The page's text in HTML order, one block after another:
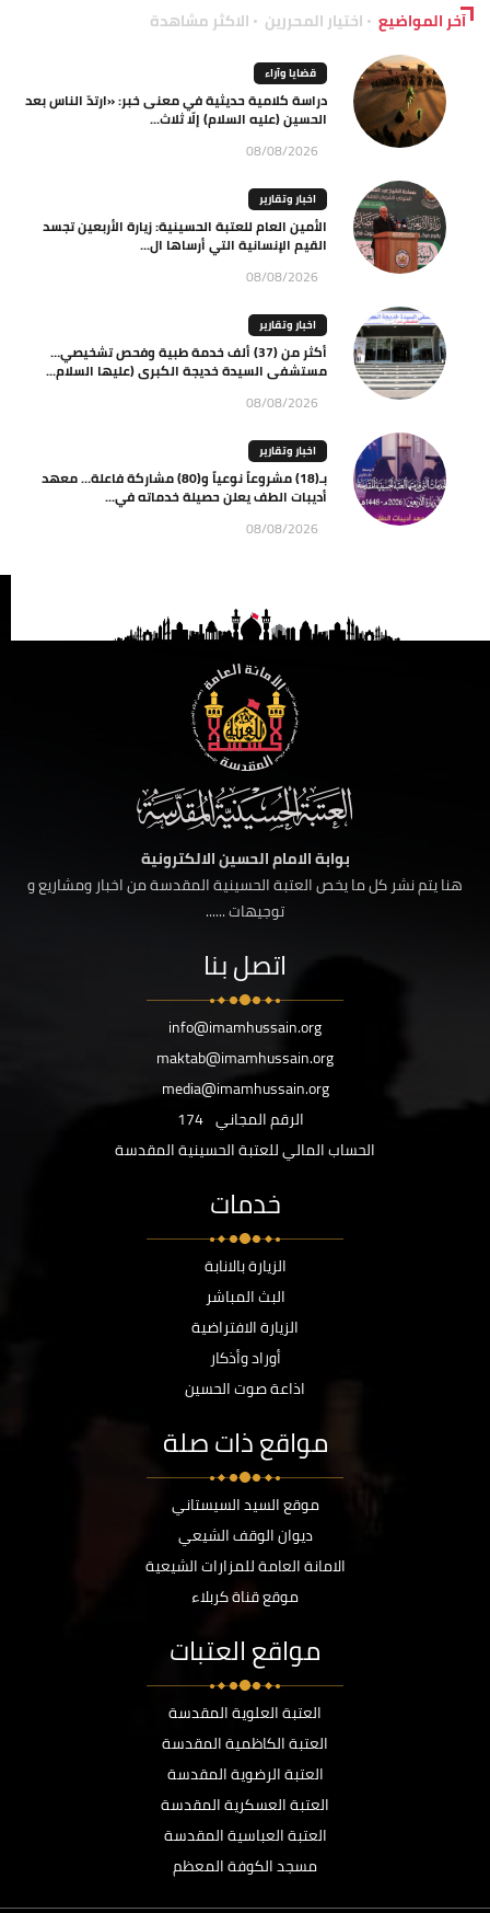
آخر المواضيع اختيار المحررين الاكثر مشاهدة
قضايا وآراء
دراسة كلامية حديثية في معنى خبر: «ارتدّ الناس بعد
الحسين (عليه السلام) إلّا ثلاث...
08/08/2026
اخبار وتقارير
الأمين العام للعتبة الحسينية: زيارة الأربعين تجسد
القيم الإنسانية التي أرساها ال...
08/08/2026
اخبار وتقارير
أكثر من (37) ألف خدمة طبية وفحص تشخيصي…
مستشفى السيدة خديجة الكبرى (عليها السلام...
08/08/2026
اخبار وتقارير
بـ(18) مشروعاً نوعياً و(80) مشاركة فاعلة… معهد
أديبات الطف يعلن حصيلة خدماته في...
08/08/2026
بوابة الامام الحسين الالكترونية
هنا يتم نشر كل ما يخص العتبة الحسينية المقدسة من اخبار ومشاريع و
توجيهات ......
اتصل بنا
info@imamhussain.org
maktab@imamhussain.org
media@imamhussain.org
الرقم المجاني 174
الحساب المالي للعتبة الحسينية المقدسة
خدمات
الزيارة بالانابة
البث المباشر
الزيارة الافتراضية
أوراد وأذكار
اذاعة صوت الحسين
مواقع ذات صلة
موقع السيد السيستاني
ديوان الوقف الشيعي
الامانة العامة للمزارات الشيعية
موقع قناة كربلاء
مواقع العتبات
العتبة العلوية المقدسة
العتبة الكاظمية المقدسة
العتبة الرضوية المقدسة
العتبة العسكرية المقدسة
العتبة العباسية المقدسة
مسجد الكوفة المعظم